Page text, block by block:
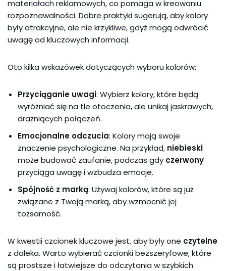
materiałach reklamowych, co pomaga w kreowaniu
rozpoznawalności. Dobre praktyki sugerują, aby kolory
były atrakcyjne, ale nie krzykliwe, gdyż mogą odwrócić
uwagę od kluczowych informacji.
Oto kilka wskazówek dotyczących wyboru kolorów:
Przyciąganie uwagi: Wybierz kolory, które będą
wyróżniać się na tle otoczenia, ale unikaj jaskrawych,
drażniących połączeń.
Emocjonalne odczucia: Kolory mają swoje
znaczenie psychologiczne. Na przykład, niebieski
może budować zaufanie, podczas gdy czerwony
przyciąga uwagę i wzbudza emocje.
Spójność z marką: Używaj kolorów, które są już
związane z Twoją marką, aby wzmocnić jej
tożsamość.
W kwestii czcionek kluczowe jest, aby były one czytelne
z daleka. Warto wybierać czcionki bezszeryfowe, które
są prostsze i łatwiejsze do odczytania w szybkich